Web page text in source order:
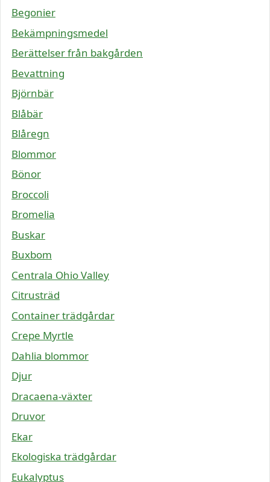
Begonier
Bekämpningsmedel
Berättelser från bakgården
Bevattning
Björnbär
Blåbär
Blåregn
Blommor
Bönor
Broccoli
Bromelia
Buskar
Buxbom
Centrala Ohio Valley
Citrusträd
Container trädgårdar
Crepe Myrtle
Dahlia blommor
Djur
Dracaena-växter
Druvor
Ekar
Ekologiska trädgårdar
Eukalyptus